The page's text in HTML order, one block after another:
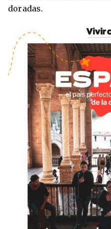
Los países que más
Romina Guzman 24/11/2021
Australia permitirá
estudiantes y
vacunados contra el
Agustina Fontirroig 23/11/
Australia
Nueva Zelanda
América
Brasil
Canadá
Estados Unidos
Ecuador
México
Estudia Inglés frente
He leído y
Condiciones
doradas.